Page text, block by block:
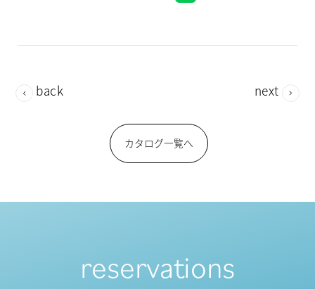
back
カタログ一覧へ
next
reservations